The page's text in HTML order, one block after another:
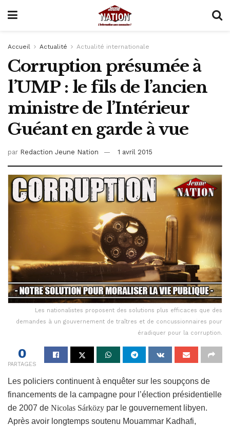
Accueil Actualité Actualité internationale
Corruption présumée à
l’UMP : le fils de l’ancien
ministre de l’Intérieur
Guéant en garde à vue
par Redaction Jeune Nation 1 avril 2015
Les nationalistes proposent des solutions plus efficaces que des
demandes à un gouvernement de traîtres et de concussionnaires pour
éradiquer pour la corruption.
0
PARTAGES
Les policiers continuent à enquêter sur les soupçons de
financements de la campagne pour l’élection présidentielle
de 2007 de Nicolas Sárközy par le gouvernement libyen.
Après avoir longtemps soutenu Mouammar Kadhafi,